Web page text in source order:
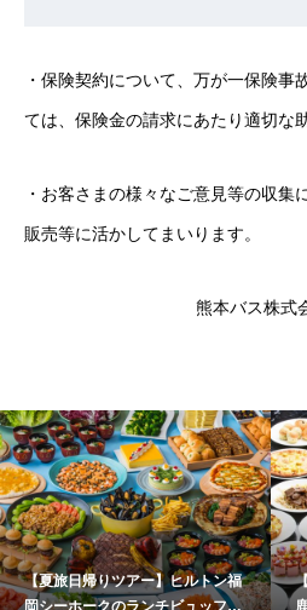
・保険契約について、万が一保険事
ては、保険金の請求にあたり適切な
・お客さまの様々なご意見等の収集
販売等に活かしてまいります。
熊本バス株式
【夏旅日帰りツアー】ヒルトン福
岡シーホークのランチビュッフェ